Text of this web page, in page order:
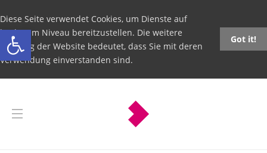
Open toolbar
Diese Seite verwendet Cookies, um Dienste auf
höchstem Niveau bereitzustellen. Die weitere
Nutzung der Website bedeutet, dass Sie mit deren
Verwendung einverstanden sind.
Got it!